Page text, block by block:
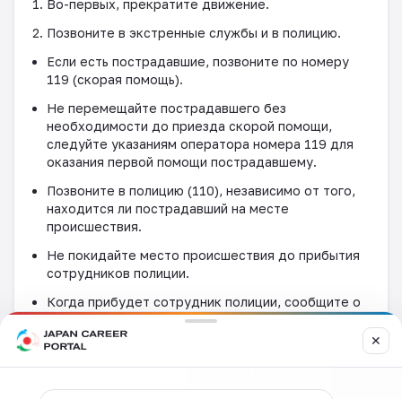
Во-первых, прекратите движение.
Позвоните в экстренные службы и в полицию.
Если есть пострадавшие, позвоните по номеру
119 (скорая помощь).
Не перемещайте пострадавшего без
необходимости до приезда скорой помощи,
следуйте указаниям оператора номера 119 для
оказания первой помощи пострадавшему.
Позвоните в полицию (110), независимо от того,
находится ли пострадавший на месте
происшествия.
Не покидайте место происшествия до прибытия
сотрудников полиции.
Когда прибудет сотрудник полиции, сообщите о
происшествии и ситуации.
Обратитесь к врачу.
незначительны во время аварии, позже вы можете
✕